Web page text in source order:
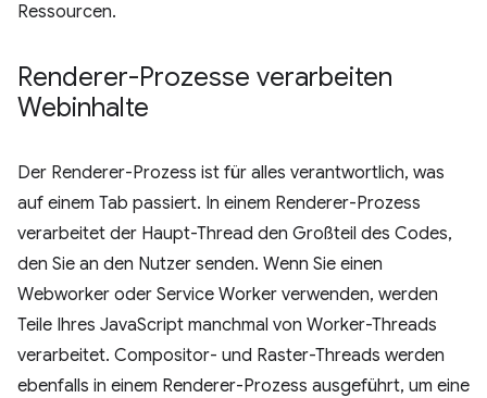
Ressourcen.
Renderer-Prozesse verarbeiten
Webinhalte
Der Renderer-Prozess ist für alles verantwortlich, was
auf einem Tab passiert. In einem Renderer-Prozess
verarbeitet der Haupt-Thread den Großteil des Codes,
den Sie an den Nutzer senden. Wenn Sie einen
Webworker oder Service Worker verwenden, werden
Teile Ihres JavaScript manchmal von Worker-Threads
verarbeitet. Compositor- und Raster-Threads werden
ebenfalls in einem Renderer-Prozess ausgeführt, um eine